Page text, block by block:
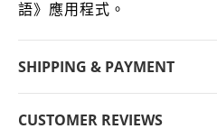
語》應用程式。
SHIPPING & PAYMENT
CUSTOMER REVIEWS